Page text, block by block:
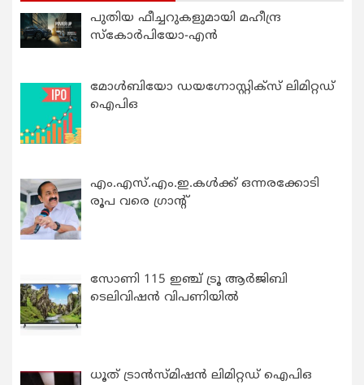
പുതിയ ഫീച്ചറുകളുമായി മഹീന്ദ്ര
സ്കോർപിയോ-എൻ
മോൾബിയോ ഡയഗ്നോസ്റ്റിക്സ് ലിമിറ്റഡ്
ഐപിഒ
എം.എസ്.എം.ഇ.കൾക്ക് ഒന്നരക്കോടി
രൂപ വരെ ഗ്രാന്റ്
സോണി 115 ഇഞ്ച് ട്രൂ ആർജിബി
ടെലിവിഷൻ വിപണിയിൽ
ധൂത് ട്രാൻസ്മിഷൻ ലിമിറ്റഡ് ഐപിഒ